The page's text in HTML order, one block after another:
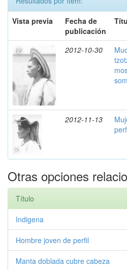
Vista previa
Fecha de
publicación
2012-10-30
2012-11-13
Otras opciones
Título
Indigena
Hombre joven de perfil
Manta doblada cubre cabeza